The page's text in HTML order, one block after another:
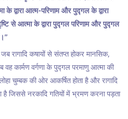
के द्वारा आत्म-परिणाम और पुद्गल के द्वारा
से आत्मा के द्वारा पुद्गल परिणाम और पुद्गल
रागादि कषायों से संतप्त होकर मानसिक,
वह कार्मण वर्गणा के पुद्गल परमाणु आत्मा की
चुम्बक की ओर आकर्षित होता है और रागादि
है जिससे नरकादि गतियों में भ्रमण करना पड़ता